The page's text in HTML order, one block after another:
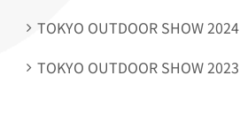
TOKYO OUTDOOR SHOW 2024
TOKYO OUTDOOR SHOW 2023